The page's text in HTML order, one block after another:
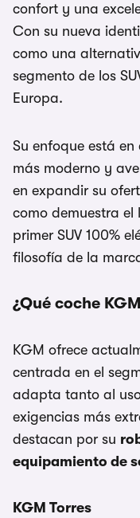
confort y una
Con su nueva
como una
segmento de los
Europa.
Su enfoque está
más moderno y
en expandir su
como demuestra el
primer SUV 100%
filosofía de la
¿Qué coche
KGM ofrece
centrada en el
adapta tanto al
exigencias más
destacan por su
equipamiento de
KGM Torres